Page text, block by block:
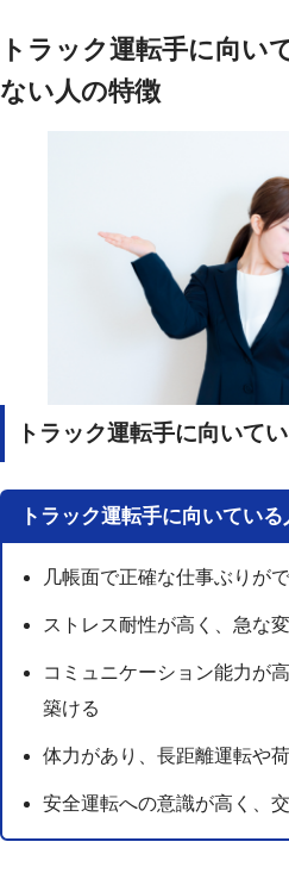
トラック運転手に向い
ない人の特徴
トラック運転手に向いて
トラック運転手に向いてい
几帳面で正確な仕事ぶりが
ストレス耐性が高く、急な
コミュニケーション能力が
築ける
体力があり、長距離運転や
安全運転への意識が高く、